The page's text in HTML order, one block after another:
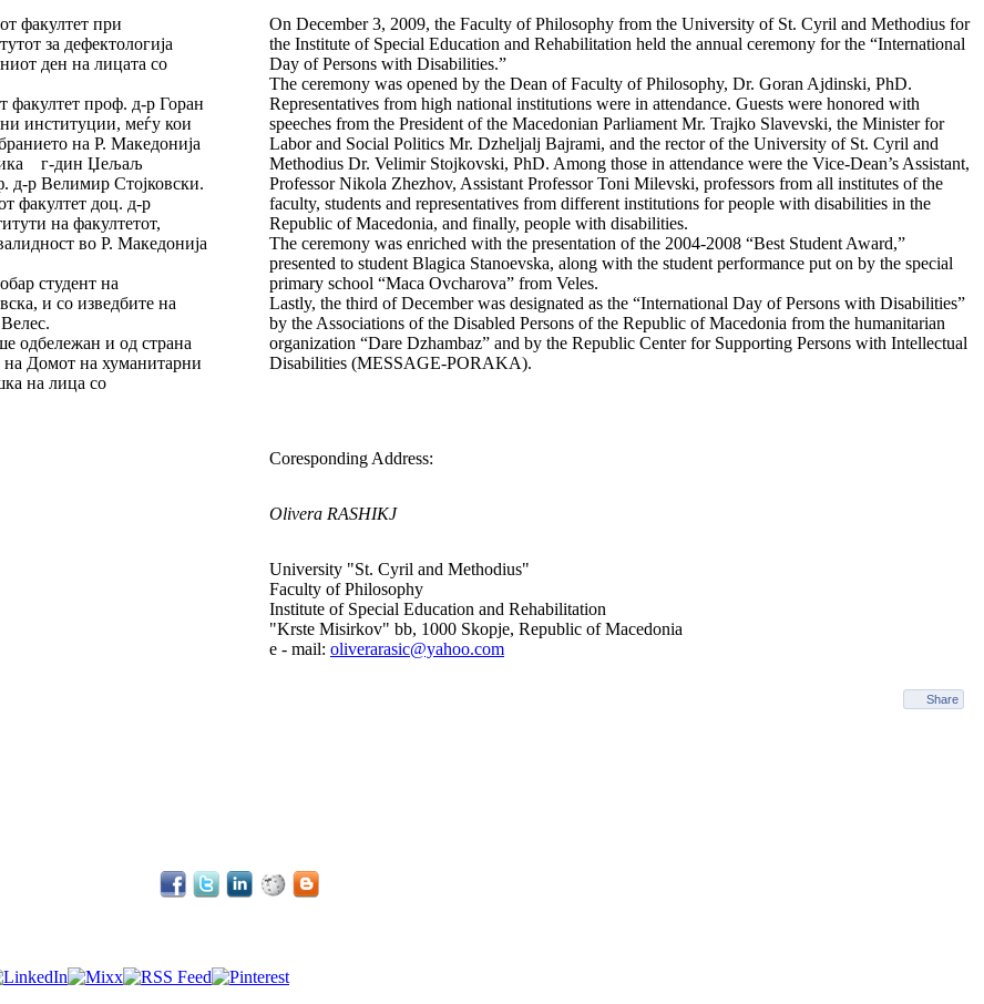
факултет при
за дефектологија
ден на лицата со
факултет проф. д-р Горан
институции, меѓу кои
на Р. Македонија
г-дин Џељаљ
д-р Велимир Стојковски.
факултет доц. д-р
на факултетот,
во Р. Македонија
студент на
и со изведбите на
одбележан и од страна
на Домот на хуманитарни
на лица со
On December 3, 2009, the Faculty of Philosophy from the University of St. Cyril and Methodius for
the Institute of Special Education and Rehabilitation held the annual ceremony for the “International
Day of Persons with Disabilities.”
The ceremony was opened by the Dean of Faculty of Philosophy, Dr. Goran Ajdinski, PhD.
Representatives from high national institutions were in attendance. Guests were honored with
speeches from the President of the Macedonian Parliament Mr. Trajko Slavevski, the Minister for
Labor and Social Politics Mr. Dzheljalj Bajrami, and the rector of the University of St. Cyril and
Methodius Dr. Velimir Stojkovski, PhD. Among those in attendance were the Vice-Dean’s Assistant,
Professor Nikola Zhezhov, Assistant Professor Toni Milevski, professors from all institutes of the
faculty, students and representatives from different institutions for people with disabilities in the
Republic of Macedonia, and finally, people with disabilities.
The ceremony was enriched with the presentation of the 2004-2008 “Best Student Award,”
presented to student Blagica Stanoevska, along with the student performance put on by the special
primary school “Maca Ovcharova” from Veles.
Lastly, the third of December was designated as the “International Day of Persons with Disabilities”
by the Associations of the Disabled Persons of the Republic of Macedonia from the humanitarian
organization “Dare Dzhambaz” and by the Republic Center for Supporting Persons with Intellectual
Disabilities (MESSAGE-PORAKA).
Coresponding Address:
Olivera RASHIKJ
University "St. Cyril and Methodius"
Faculty of Philosophy
Institute of Special Education and Rehabilitation
"Krste Misirkov" bb, 1000 Skopje, Republic of Macedonia
e - mail: oliverarasic@yahoo.com
Share